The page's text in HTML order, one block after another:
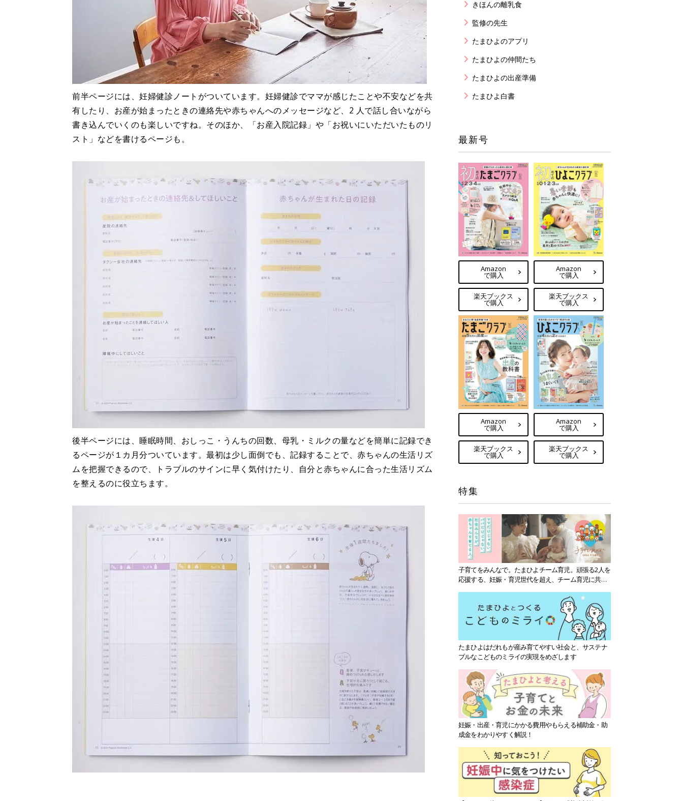
前半ページには、妊婦健診ノートがついています。妊婦健診でママが感じたことや不安などを共
有したり、お産が始まったときの連絡先や赤ちゃんへのメッセージなど、2 人で話し合いながら
書き込んでいくのも楽しいですね。そのほか、「お産入院記録」や「お祝いにいただいたものリ
スト」などを書けるページも。
後半ページには、睡眠時間、おしっこ・うんちの回数、母乳・ミルクの量などを簡単に記録でき
るページが１カ月分ついています。最初は少し面倒でも、記録することで、赤ちゃんの生活リズ
ムを把握できるので、トラブルのサインに早く気付けたり、自分と赤ちゃんに合った生活リズム
を整えるのに役立ちます。
きほんの離乳食
監修の先生
たまひよのアプリ
たまひよの仲間たち
たまひよの出産準備
たまひよ白書
最新号
Amazon
で購入
楽天ブックス
で購入
Amazon
で購入
楽天ブックス
で購入
Amazon
で購入
楽天ブックス
で購入
Amazon
で購入
楽天ブックス
で購入
特集
子育てをみんなで。たまひよチーム育児。頑張る2人を
応援する、妊娠・育児世代を超え、チーム育児に共感
たまひよはだれもが産み育てやすい社会と、サステナ
ブルなこどものミライの実現をめざします
妊娠・出産・育児にかかる費用やもらえる補助金・助
成金をわかりやすく解説！